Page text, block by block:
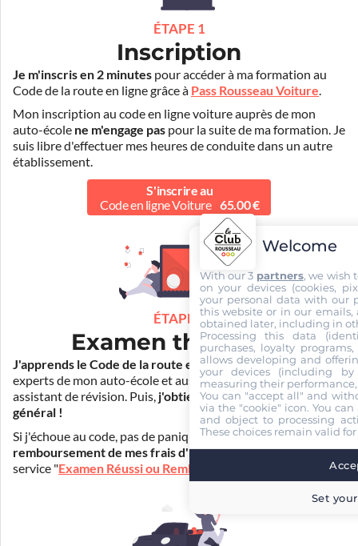
ÉTAPE 1
Inscription
Je m'inscris en 2 minutes pour accéder à ma formation au
Code de la route en ligne grâce à Pass Rousseau Voiture.
Mon inscription au code en ligne voiture auprès de mon
auto-école ne m'engage pas pour la suite de ma formation. Je
suis libre d'effectuer mes heures de conduite dans un autre
établissement.
S'inscrire au
Code en ligne Voiture 65.00 €
ÉTAPE 2
Examen théorique
J'apprends le Code de la route en ligne. Je suis aidé par les
experts de mon auto-école et aussi par Mister Codes, mon
assistant de révision. Puis, j'obtiens l'examen théorique
général !
Si j'échoue au code, pas de panique ! Je peux bénéficier du
remboursement de mes frais d'inscription(30€) grâce au
service "Examen Réussi ou Remboursé
Welcome
With our 3 partners, we wish
on your devices (cookies,
your personal data with our
this website or in our emails,
obtained later, including in
Processing this data
purchases, loyalty
allows developing and
your devices (including
measuring their
You can "accept all" and
via the "cookie" icon. You
and object to processing
These choices remain valid
Set